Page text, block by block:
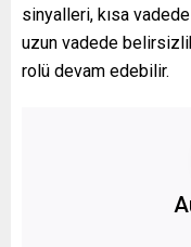
sinyalleri, kısa vadede
uzun vadede
rolü devam edebilir.